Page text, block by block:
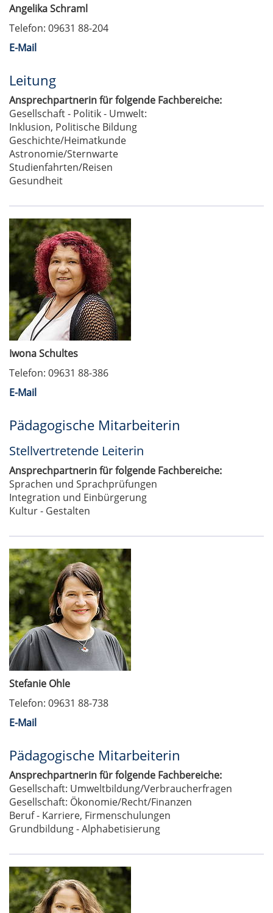
Angelika Schraml
Telefon: 09631 88-204
E-Mail
Leitung
Ansprechpartnerin für folgende Fachbereiche:
Gesellschaft - Politik - Umwelt:
Inklusion, Politische Bildung
Geschichte/Heimatkunde
Astronomie/Sternwarte
Studienfahrten/Reisen
Gesundheit
Iwona Schultes
Telefon: 09631 88-386
E-Mail
Pädagogische Mitarbeiterin
Stellvertretende Leiterin
Ansprechpartnerin für folgende Fachbereiche:
Sprachen und Sprachprüfungen
Integration und Einbürgerung
Kultur - Gestalten
Stefanie Ohle
Telefon: 09631 88-738
E-Mail
Pädagogische Mitarbeiterin
Ansprechpartnerin für folgende Fachbereiche:
Gesellschaft: Umweltbildung/Verbraucherfragen
Gesellschaft: Ökonomie/Recht/Finanzen
Beruf - Karriere, Firmenschulungen
Grundbildung - Alphabetisierung